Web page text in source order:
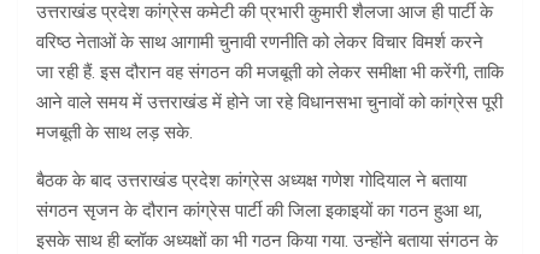
उत्तराखंड प्रदेश कांग्रेस कमेटी की प्रभारी कुमारी शैलजा आज ही पार्टी के
वरिष्ठ नेताओं के साथ आगामी चुनावी रणनीति को लेकर विचार विमर्श करने
जा रही हैं. इस दौरान वह संगठन की मजबूती को लेकर समीक्षा भी करेंगी, ताकि
आने वाले समय में उत्तराखंड में होने जा रहे विधानसभा चुनावों को कांग्रेस पूरी
मजबूती के साथ लड़ सके.
बैठक के बाद उत्तराखंड प्रदेश कांग्रेस अध्यक्ष गणेश गोदियाल ने बताया
संगठन सृजन के दौरान कांग्रेस पार्टी की जिला इकाइयों का गठन हुआ था,
इसके साथ ही ब्लॉक अध्यक्षों का भी गठन किया गया. उन्होंने बताया संगठन के